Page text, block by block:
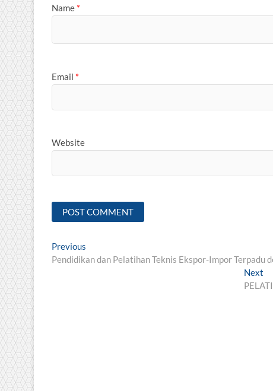
Name *
Email *
Website
Post
navigation
Previous
post:
Pendidikan dan Pelatihan Teknis Ekspor-Impor Terpadu
Next